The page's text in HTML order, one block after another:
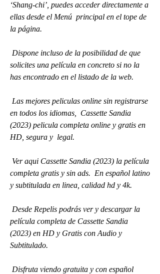
‘Shang-chi’, puedes acceder directamente a
ellas desde el Menú  principal en el tope de
la página.
solicites una película en concreto si no la
has encontrado en el listado de la web.
en todos los idiomas,  Cassette Sandia
(2023) pelicula completa online y gratis en
HD, segura y  legal.
completa gratis y sin ads.  En español latino
y subtitulada en linea, calidad hd y 4k.
película completa de Cassette Sandia
(2023) en HD y Gratis con Audio y
Subtitulado.